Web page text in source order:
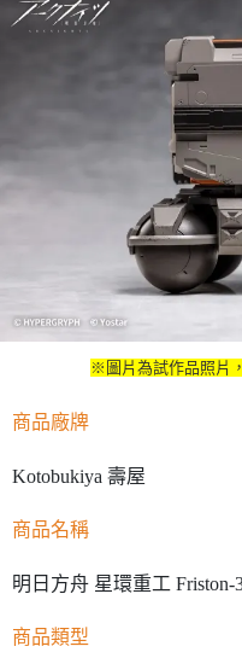
※圖片為試作品照片
商品廠牌
Kotobukiya 壽屋
商品名稱
明日方舟 星環重工
商品類型